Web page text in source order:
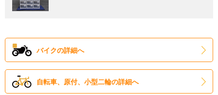
バイクの詳細へ
自転車、原付、小型二輪の詳細へ